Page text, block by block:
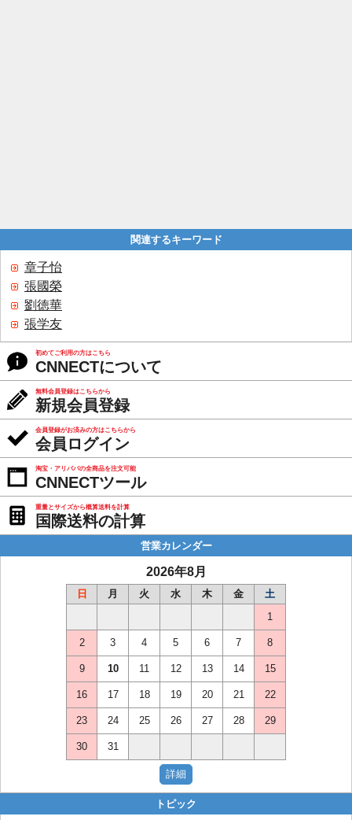
関連するキーワード
章子怡
張國榮
劉徳華
張学友
初めてご利用の方はこちら
CNNECTについて
無料会員登録はこちらから
新規会員登録
会員登録がお済みの方はこちらから
会員ログイン
淘宝・アリババの全商品を注文可能
CNNECTツール
重量とサイズから概算送料を計算
国際送料の計算
営業カレンダー
2026年8月
日 月 火 水 木 金
土
1
2 3 4 5 6 7 8
9 10 11 12 13 14 15
16 17 18 19 20 21 22
23 24 25 26 27 28 29
30 31
トピック